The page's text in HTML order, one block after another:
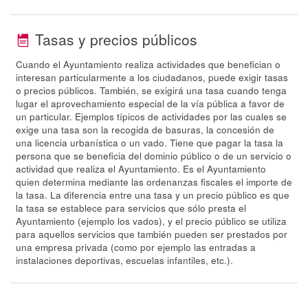
Tasas y precios públicos
Cuando el Ayuntamiento realiza actividades que benefician o
interesan particularmente a los ciudadanos, puede exigir tasas
o precios públicos. También, se exigirá una tasa cuando tenga
lugar el aprovechamiento especial de la vía pública a favor de
un particular. Ejemplos típicos de actividades por las cuales se
exige una tasa son la recogida de basuras, la concesión de
una licencia urbanística o un vado. Tiene que pagar la tasa la
persona que se beneficia del dominio público o de un servicio o
actividad que realiza el Ayuntamiento. Es el Ayuntamiento
quien determina mediante las ordenanzas fiscales el importe de
la tasa. La diferencia entre una tasa y un precio público es que
la tasa se establece para servicios que sólo presta el
Ayuntamiento (ejemplo los vados), y el precio público se utiliza
para aquellos servicios que también pueden ser prestados por
una empresa privada (como por ejemplo las entradas a
instalaciones deportivas, escuelas infantiles, etc.).